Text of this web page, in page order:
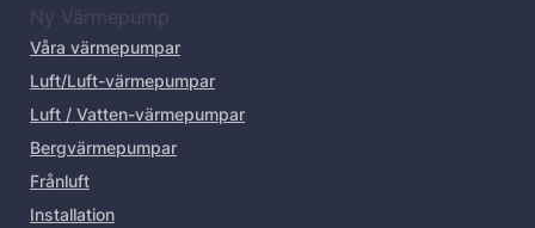
Ny Värmepump
Våra värmepumpar
Luft/Luft-värmepumpar
Luft / Vatten-värmepumpar
Bergvärmepumpar
Frånluft
Installation